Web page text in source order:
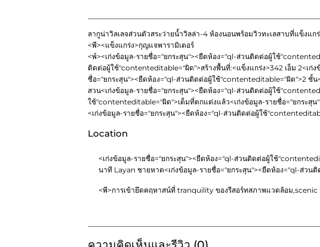
ลากูน่าวิลเลจส่วนตัวสระว่ายน้ำวิลล่า-4 ห้องนอนพร้อมวิวทะเลสาบที่แข็งแ
<พี><แข็งแกร่ง>กุญแจพารามิเตอร์
<พ์><เก่งข้อมูล-รายชื่อ="ยกระสุน"><ยืดห้อง="ql-ส่วนติดต่อผู้ใช้
ติดต่อผู้ใช้"contenteditable="ผิด">สร้างพื้นที่:<แข็งแกร่ง>342 เอ็ม 2<เก่
ชื่อ="ยกระสุน"><ยืดห้อง="ql-ส่วนติดต่อผู้ใช้"contenteditable="ผิด">2 ชั้น
สวน<เก่งข้อมูล-รายชื่อ="ยกระสุน"><ยืดห้อง="ql-ส่วนติดต่อผู้ใช้
ใช้"contenteditable="ผิด">เต็มที่ตกแต่งแล้ว<เก่งข้อมูล-รายชื่อ="ยกระ
<เก่งข้อมูล-รายชื่อ="ยกระสุน"><ยืดห้อง="ql-ส่วนติดต่อผู้ใช้
Location
<เก่งข้อมูล-รายชื่อ="ยกระสุน"><ยืดห้อง="ql-ส่วนติดต่อผู้ใช้
นาที Layan ชายหาด<เก่งข้อมูล-รายชื่อ="ยกระสุน"><ยืดห้อง="ql-ส่ว
<พี>การเข้ายึดคฤหาสน์ที่ tranquility ของรีสอร์ทสภาพแวดล้อม